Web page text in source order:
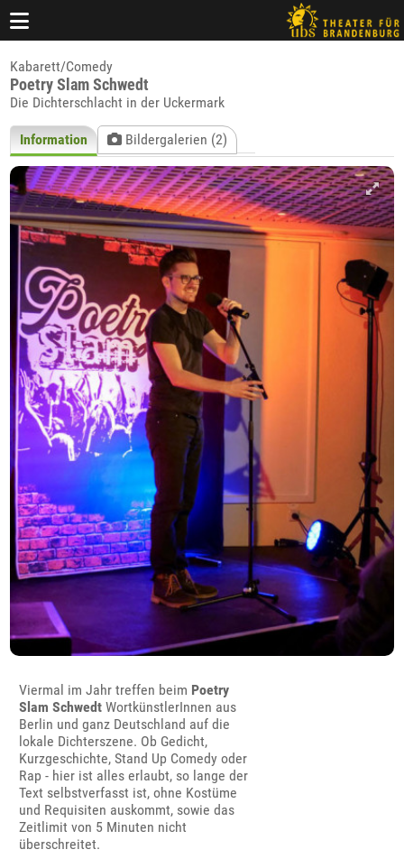
Kabarett/Comedy
Poetry Slam Schwedt
Die Dichterschlacht in der Uckermark
Information Bildergalerien (2)
Viermal im Jahr treffen beim Poetry
Slam Schwedt WortkünstlerInnen aus
Berlin und ganz Deutschland auf die
lokale Dichterszene. Ob Gedicht,
Kurzgeschichte, Stand Up Comedy oder
Rap - hier ist alles erlaubt, so lange der
Text selbstverfasst ist, ohne Kostüme
und Requisiten auskommt, sowie das
Zeitlimit von 5 Minuten nicht
überschreitet.